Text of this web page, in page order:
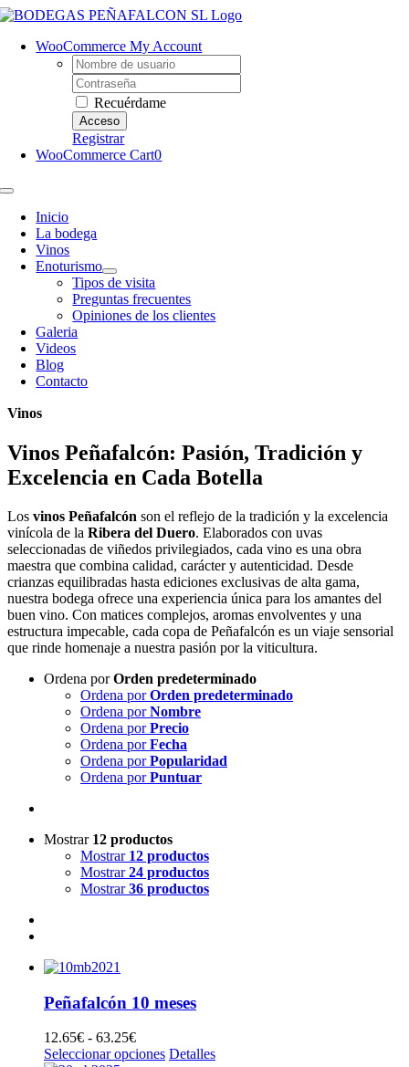
Saltar
contenido
WooCommerce My Account
Username:
Contraseña
Recuérdame
Registrar
WooCommerce Cart0
Toggle
Navigation
Inicio
La bodega
Vinos
Enoturismo
Tipos de visita
Preguntas frecuentes
Opiniones de los clientes
Galeria
Videos
Blog
Contacto
Vinos
Vinos Peñafalcón: Pasión, Tradición y
Excelencia en Cada Botella
Los vinos Peñafalcón son el reflejo de la tradición y la excelencia
vinícola de la Ribera del Duero. Elaborados con uvas
seleccionadas de viñedos privilegiados, cada vino es una obra
maestra que combina calidad, carácter y autenticidad. Desde
crianzas equilibradas hasta ediciones exclusivas de alta gama,
nuestra bodega ofrece una experiencia única para los amantes del
buen vino. Con matices complejos, aromas envolventes y una
estructura impecable, cada copa de Peñafalcón es un viaje sensorial
que rinde homenaje a nuestra pasión por la viticultura.
Ordena porOrden predeterminado
Ordena porOrden predeterminado
Ordena porNombre
Ordena porPrecio
Ordena porFecha
Ordena porPopularidad
Ordena porPuntuar
Mostrar 12 productos
Mostrar 12 productos
Mostrar24 productos
Mostrar36 productos
Peñafalcón 10 meses
12.65€ - 63.25€
de
Seleccionar opciones Detalles